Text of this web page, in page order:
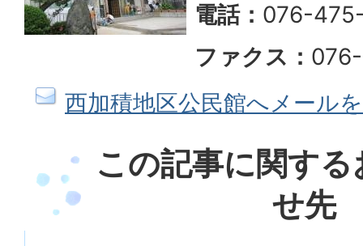
電話： 076-
ファクス：
西加積地区公民館へメール
この記事に関す
せ先